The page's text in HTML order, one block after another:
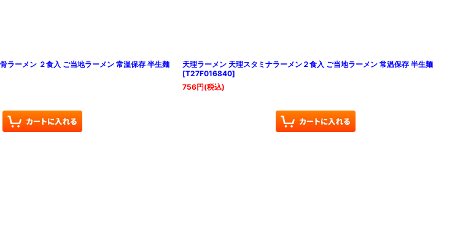
ラーメン ２食入 ご当地ラーメン 常温保存 半生麺
天理ラーメン 天理スタミナラーメン２食入 ご当地ラーメン 常温保存 半生麺
[T27F016840]
756円(税込)